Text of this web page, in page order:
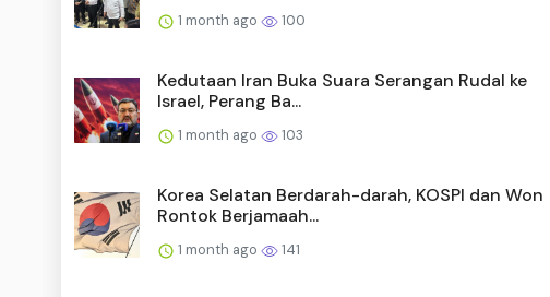
1 month ago 100
Kedutaan Iran Buka Suara Serangan Rudal ke
Israel, Perang Ba...
1 month ago 103
Korea Selatan Berdarah-darah, KOSPI dan Won
Rontok Berjamaah...
1 month ago 141